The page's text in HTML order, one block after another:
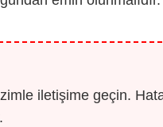
iletişime geçin.